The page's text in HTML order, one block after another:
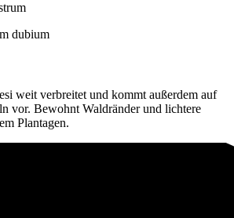
dubium
weit verbreitet und kommt außerdem auf
vor. Bewohnt Waldränder und lichtere
Plantagen.